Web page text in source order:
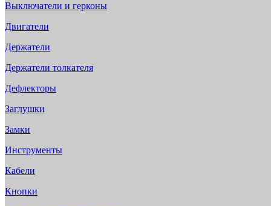
Выключатели и герконы
Двигатели
Держатели
Держатели толкателя
Дефлекторы
Заглушки
Замки
Инструменты
Кабели
Кнопки